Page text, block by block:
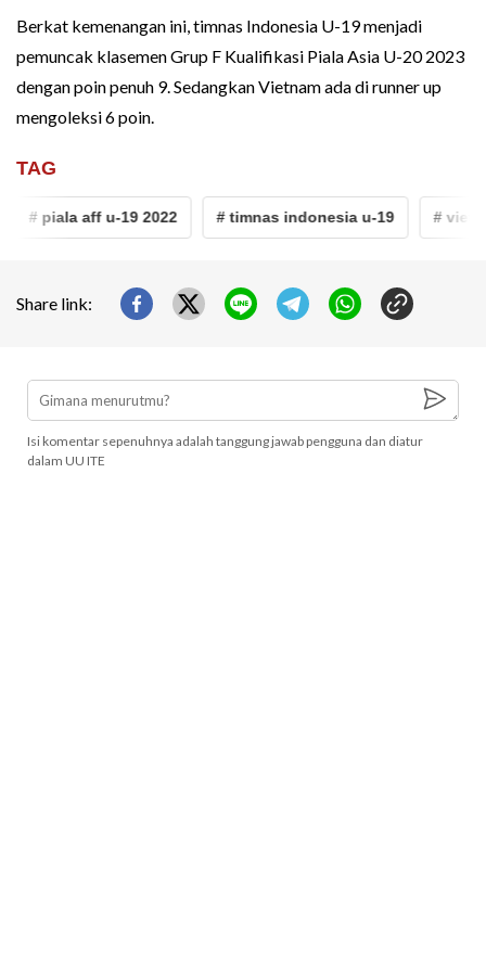
Berkat kemenangan ini, timnas Indonesia U-19 menjadi
pemuncak klasemen Grup F Kualifikasi Piala Asia U-20 2023
dengan poin penuh 9. Sedangkan Vietnam ada di runner up
mengoleksi 6 poin.
TAG
# piala aff u-19 2022 # timnas indonesia u-19 #
Share link:
Isi komentar sepenuhnya adalah tanggung jawab pengguna dan diatur
dalam UU ITE